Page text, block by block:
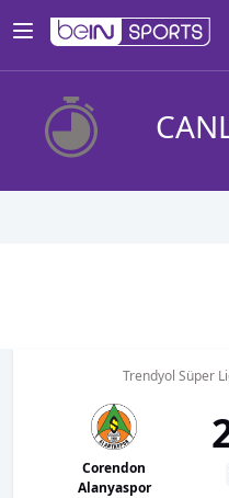
Trendyol Süper
Corendon
Alanyaspor